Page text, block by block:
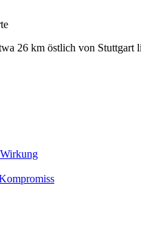
26 km östlich von